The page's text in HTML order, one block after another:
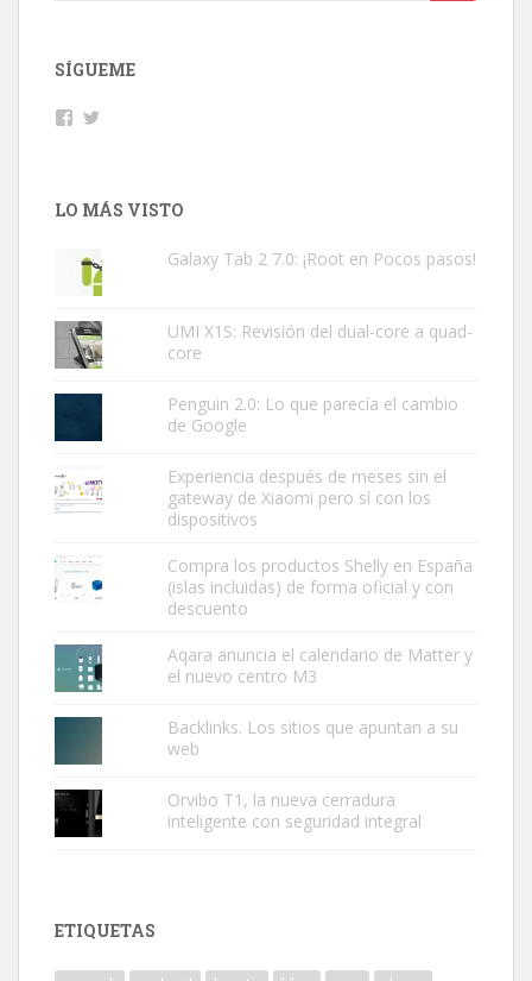
SÍGUEME
Facebook
LO MÁS VISTO
Galaxy Tab 2 7.0: ¡Root en Pocos pasos!
UMI X1S: Revisión del dual-core a quad-
core
Penguin 2.0: Lo que parecía el cambio
de Google
Experiencia después de meses sin el
gateway de Xiaomi pero sí con los
dispositivos
Compra los productos Shelly en España
(islas incluidas) de forma oficial y con
descuento
Aqara anuncia el calendario de Matter y
el nuevo centro M3
Backlinks. Los sitios que apuntan a su
web
Orvibo T1, la nueva cerradura
inteligente con seguridad integral
ETIQUETAS